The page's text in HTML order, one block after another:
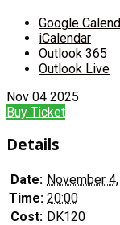
Google
iCalendar
Outlook 365
Outlook Live
Nov 04 2025
Buy Ticket
Details
Date: November
Time: 20:00
Cost: DK120